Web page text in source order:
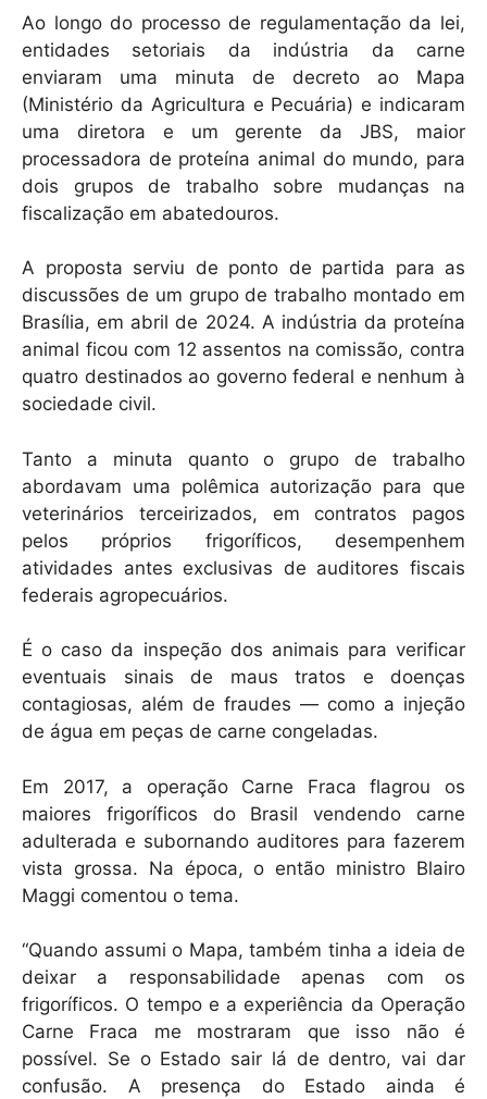
Ao longo do processo de regulamentação da lei,
entidades setoriais da indústria da carne
enviaram uma minuta de decreto ao Mapa
(Ministério da Agricultura e Pecuária) e indicaram
uma diretora e um gerente da JBS, maior
processadora de proteína animal do mundo, para
dois grupos de trabalho sobre mudanças na
fiscalização em abatedouros.
A proposta serviu de ponto de partida para as
discussões de um grupo de trabalho montado em
Brasília, em abril de 2024. A indústria da proteína
animal ficou com 12 assentos na comissão, contra
quatro destinados ao governo federal e nenhum à
sociedade civil.
Tanto a minuta quanto o grupo de trabalho
abordavam uma polêmica autorização para que
veterinários terceirizados, em contratos pagos
pelos próprios frigoríficos, desempenhem
atividades antes exclusivas de auditores fiscais
federais agropecuários.
É o caso da inspeção dos animais para verificar
eventuais sinais de maus tratos e doenças
contagiosas, além de fraudes — como a injeção
de água em peças de carne congeladas.
Em 2017, a operação Carne Fraca flagrou os
maiores frigoríficos do Brasil vendendo carne
adulterada e subornando auditores para fazerem
vista grossa. Na época, o então ministro Blairo
Maggi comentou o tema.
“Quando assumi o Mapa, também tinha a ideia de
deixar a responsabilidade apenas com os
frigoríficos. O tempo e a experiência da Operação
Carne Fraca me mostraram que isso não é
possível. Se o Estado sair lá de dentro, vai dar
confusão. A presença do Estado ainda é